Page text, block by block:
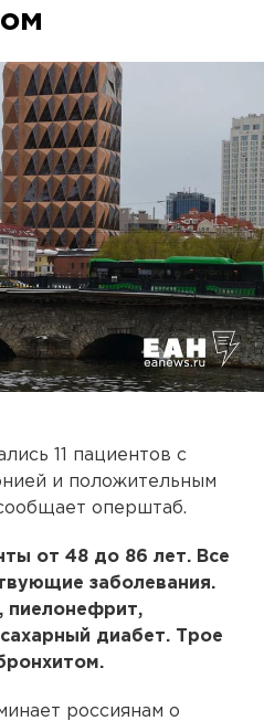
11 пациентов с
и положительным
оперштаб.
от 48 до 86 лет. Все
заболевания.
пиелонефрит,
диабет. Трое
россиянам о